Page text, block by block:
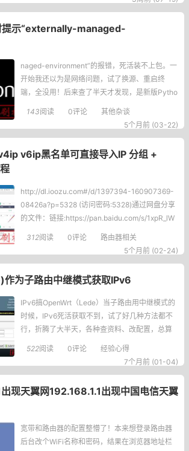
扔，可老地址前缀都失效了，能通才有鬼。更
提示“externally-managed-
naged-environment”的报错，死活装不上包。一
开始我还以为是网络问题，试了换源、重启终
端，全没用！后来查了半天才发现，是新版Pytho
n的环境管理机制搞的鬼，尤其是Debian、Ubunt
u这些系统自带的Python，默认就锁死了全局环
下：error: externally
143阅读 0评论
其他杂谈
5个月前 (03-22)
v6ip黑名单可直接导入IP 分组 +
http://dl.ioozu.com#/d/1397394-160907369-
08426a?p=5328 (访问密码:5328)通过网盘分享
的文件：链接:https://pan.baidu.com/s/1xpR_lW
XyEaayvp6vDwJRmA?pwd=uttg提取码:uttg
312阅读 0评论
路由器相关
5个月前 (02-24)
为子路由中继模式获取IPv6
IPv6搞OpenWrt（Lede）当子路由用中继模式的
时候，IPv6死活获取不到，试了好几种方法都不
行，折腾了大半天，各种查资料、改配置，总算
摸清楚怎么弄了！相信很多人跟我一样，子路由
中继主路由的信号，IPv4能正常上网，但IPv6就
522阅读 0评论
经验心得
7个月前 (01-04)
现天翼网192.168.1.1出现中国电信天翼
宽带和路由器的配置整懵了！本来想登录路由器
后台改个WiFi名称和密码，结果在浏览器地址栏